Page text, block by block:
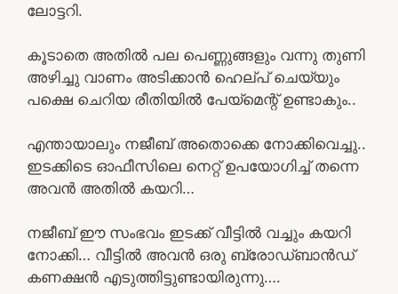
ലോട്ടറി.
കൂടാതെ അതിൽ പല പെണ്ണുങ്ങളും വന്നു തുണി
അഴിച്ചു വാണം അടിക്കാൻ ഹെല്പ് ചെയ്യും
പക്ഷെ ചെറിയ രീതിയിൽ പേയ്മെന്റ് ഉണ്ടാകും..
എന്തായാലും നജീബ് അതൊക്കെ നോക്കിവെച്ചു..
ഇടക്കിടെ ഓഫീസിലെ നെറ്റ് ഉപയോഗിച്ച് തന്നെ
അവൻ അതിൽ കയറി…
നജീബ് ഈ സംഭവം ഇടക്ക് വീട്ടിൽ വച്ചും കയറി
നോക്കി… വീട്ടിൽ അവൻ ഒരു ബ്രോഡ്ബാൻഡ്
കണക്ഷൻ എടുത്തിട്ടുണ്ടായിരുന്നു….